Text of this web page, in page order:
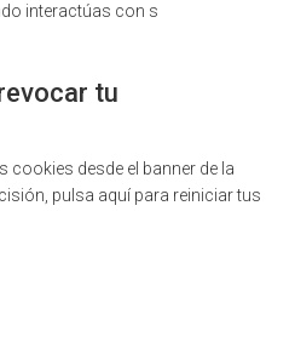
interactúas con sus botones o
tu
cookies desde el banner de la
pulsa aquí para reiniciar tus